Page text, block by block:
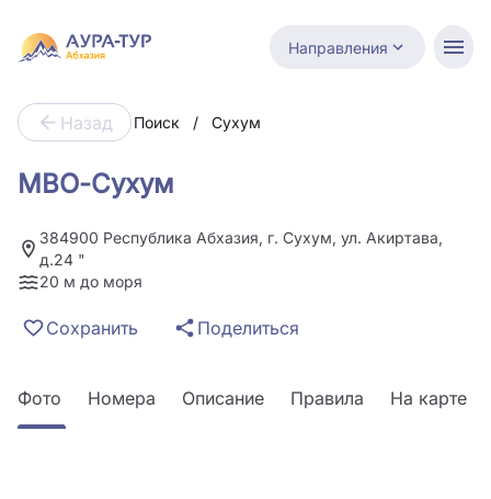
Направления
Назад Поиск / Сухум
МВО-Сухум
384900 Республика Абхазия, г. Сухум, ул. Акиртава,
д.24 "
20 м до моря
Сохранить Поделиться
Фото Номера Описание Правила На карте